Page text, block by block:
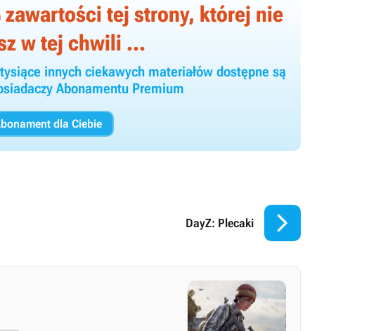
zawartości tej strony, której nie
w tej chwili ...
innych ciekawych materiałów dostępne są
Abonamentu Premium
dla Ciebie
DayZ: Plecaki 